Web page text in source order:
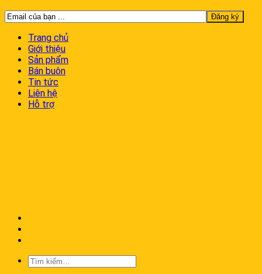
Trang chủ
Giới thiệu
Sản phẩm
Bán buôn
Tin tức
Liên hệ
Hỗ trợ